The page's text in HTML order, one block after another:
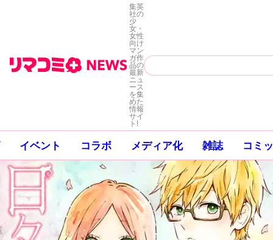
集英
社の
少
女・
女性
向け
マン
ガ作
品の
最新
ニュ
ース
を集
めた
情報
サイ
ト!
イベント コラボ メディア化 雑誌 コミ